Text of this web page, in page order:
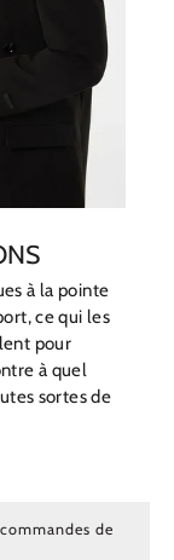
à la pointe
ce qui les
pour
à quel
sortes de
de